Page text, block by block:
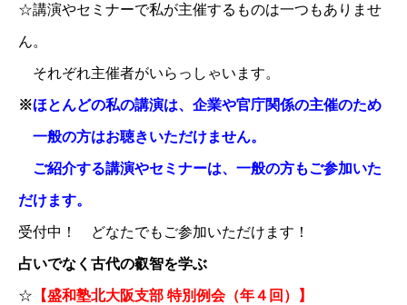
☆講演やセミナーで私が主催するものは一つもありませ
ん。
それぞれ主催者がいらっしゃいます。
※ほとんどの私の講演は、企業や官庁関係の主催のため
一般の方はお聴きいただけません。
ご紹介する講演やセミナーは、一般の方もご参加いた
だけます。
受付中！ どなたでもご参加いただけます！
占いでなく古代の叡智を学ぶ
☆ 【盛和塾北大阪支部 特別例会（年４回）】